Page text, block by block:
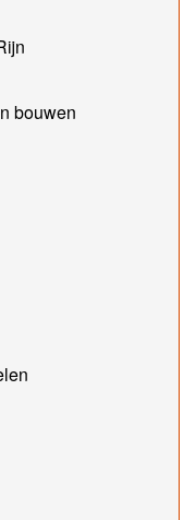
bouwen